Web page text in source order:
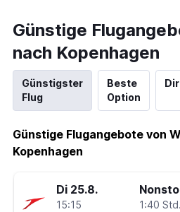
Günstige
nach Kopenhagen
Günstigster
Flug
Beste
Option
Günstige Flugangebote von
Kopenhagen
Di 25.8.
15:15
1:40 Std.